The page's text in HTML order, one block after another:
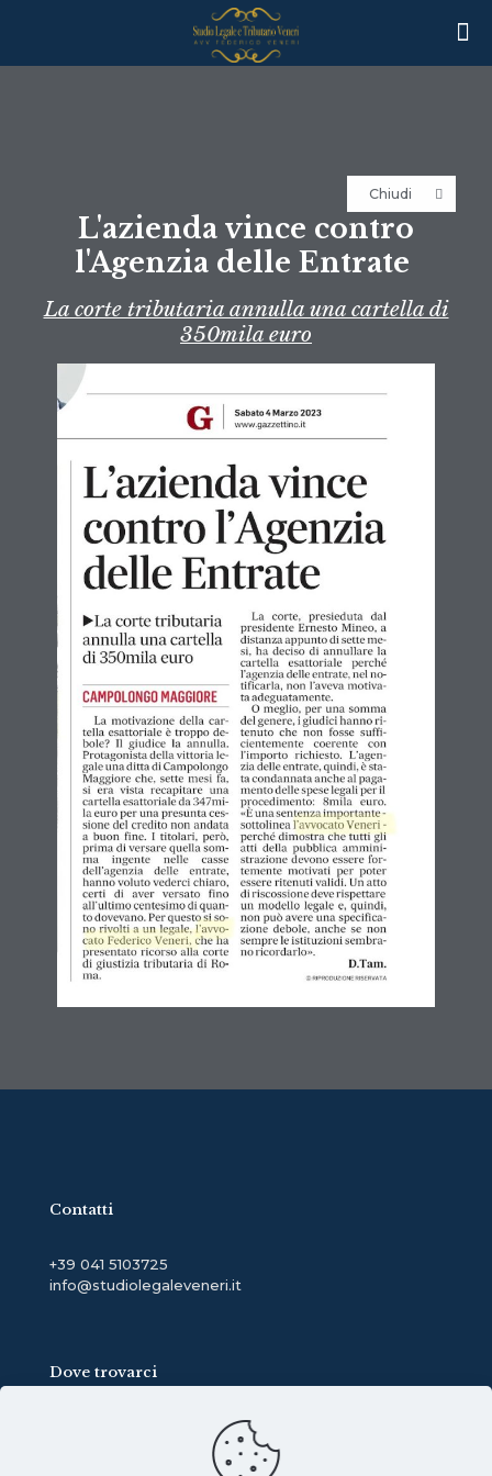
Chiudi
L'azienda vince contro
l'Agenzia delle Entrate
La corte tributaria annulla una cartella di
350mila euro
Contatti
+39 041 5103725
info@studiolegaleveneri.it
Dove trovarci
Via Giuseppe Mazzini, 48